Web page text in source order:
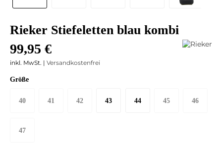
Rieker Stiefeletten blau kombi
99,95 €
inkl. MwSt. | Versandkostenfrei
Größe
40 41 42 43 44 45 46
47